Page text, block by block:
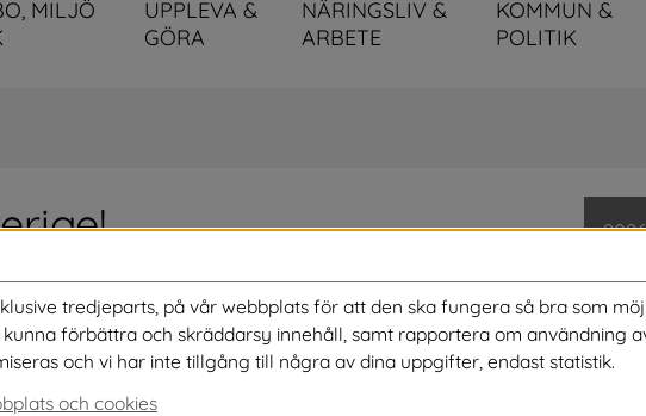
MILJÖ
UPPLEVA &
GÖRA
NÄRINGSLIV &
ARBETE
KOMMUN &
POLITIK
är med och firar. Kickstarten sker med ”Upp
vecka 5, måndag 26 januari och med avslutning
Juli
tredjeparts, på vår webbplats för att den ska fungera så bra som
förbättra och skräddarsy innehåll, samt rapportera om användning
och vi har inte tillgång till några av dina uppgifter, endast statistik.
och cookies